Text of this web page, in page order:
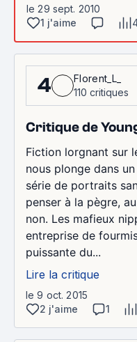
le 29 sept. 2010
1 j'aime
4
Florent_L_
110 critiques
Critique de
Fiction lorgnant sur
nous plonge dans
série de portraits
penser à la pègre,
non. Les mafieux
entreprise de
puissante du...
Lire la critique
le 9 oct. 2015
2 j'aime
1